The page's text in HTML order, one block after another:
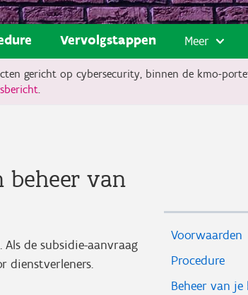
Vervolgstappen Meer
gericht op cybersecurity, binnen de kmo-
beheer van
de subsidie-aanvraag
dienstverleners.
Voorwaarden
Procedure
Beheer van